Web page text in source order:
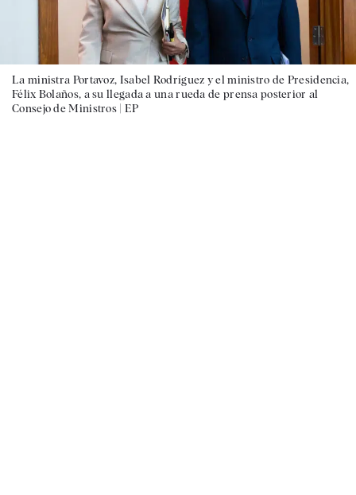
La ministra Portavoz, Isabel Rodríguez y el ministro de Presidencia,
Félix Bolaños, a su llegada a una rueda de prensa posterior al
Consejo de Ministros | EP